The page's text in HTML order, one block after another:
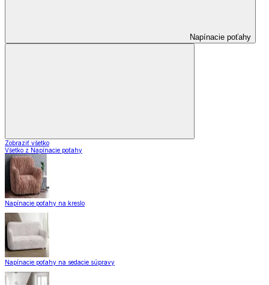
Napínacie poťahy
Zobraziť všetko
Všetko z Napínacie poťahy
Napínacie poťahy na kreslo
Napínacie poťahy na sedacie súpravy